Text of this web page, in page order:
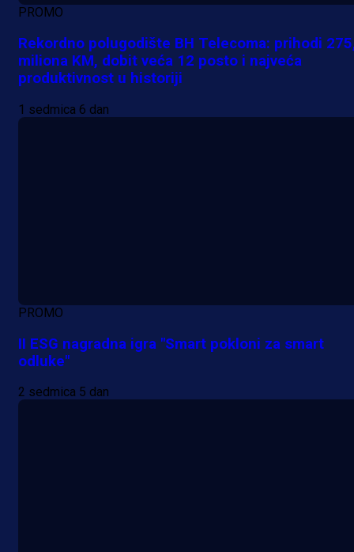
PROMO
Rekordno polugodište BH Telecoma: prihodi
miliona KM, dobit veća 12 posto i najveća
produktivnost u historiji
1 sedmica 6 dan
PROMO
II ESG nagradna igra "Smart pokloni za smart
odluke"
2 sedmica 5 dan